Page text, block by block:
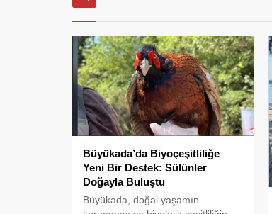
Büyükada’da Biyoçeşitliliğe
Yeni Bir Destek: Sülünler
Doğayla Buluştu
Büyükada, doğal yaşamın